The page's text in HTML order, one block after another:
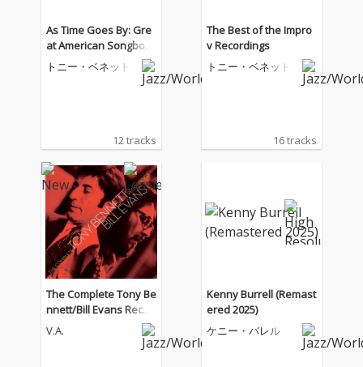
As Time Goes By: Gre
at American Songboo
k Classics
トニー・ベネット
12 tracks
The Best of the Impro
v Recordings
トニー・ベネット
16 tracks
The Complete Tony Be
nnett/Bill Evans Recor
dings (iTunes)
V.A.
Kenny Burrell (Remast
ered 2025)
ケニー・バレル